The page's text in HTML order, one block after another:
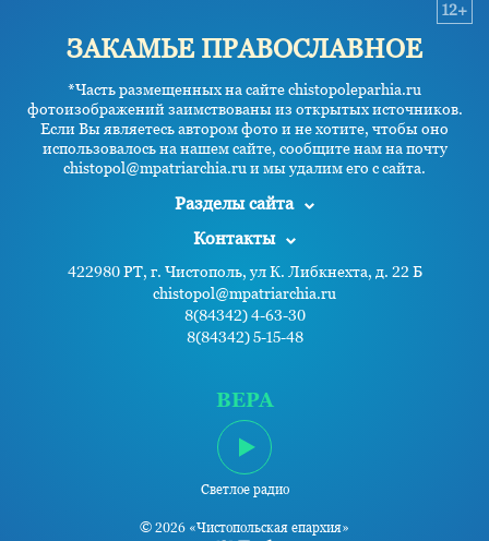
ЗАКАМЬЕ ПРАВОСЛАВНОЕ
*Часть размещенных на сайте chistopoleparhia.ru
фотоизображений заимствованы из открытых источников.
Если Вы являетесь автором фото и не хотите, чтобы оно
использовалось на нашем сайте, сообщите нам на почту
chistopol@mpatriarchia.ru и мы удалим его с сайта.
12+
Разделы сайта
Контакты
422980 РТ, г. Чистополь, ул К. Либкнехта, д. 22 Б
chistopol@mpatriarchia.ru
8(84342) 4-63-30
8(84342) 5-15-48
ВЕРА
Светлое радио
© 2026 «Чистопольская епархия»